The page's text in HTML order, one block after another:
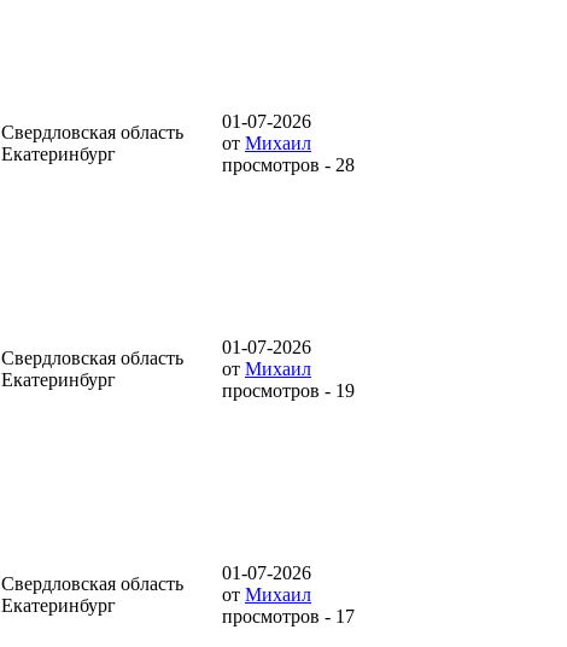
Свердловская область
Екатеринбург
01-07-2026
от Михаил
просмотров - 28
Свердловская область
Екатеринбург
01-07-2026
от Михаил
просмотров - 19
Свердловская область
Екатеринбург
01-07-2026
от Михаил
просмотров - 17